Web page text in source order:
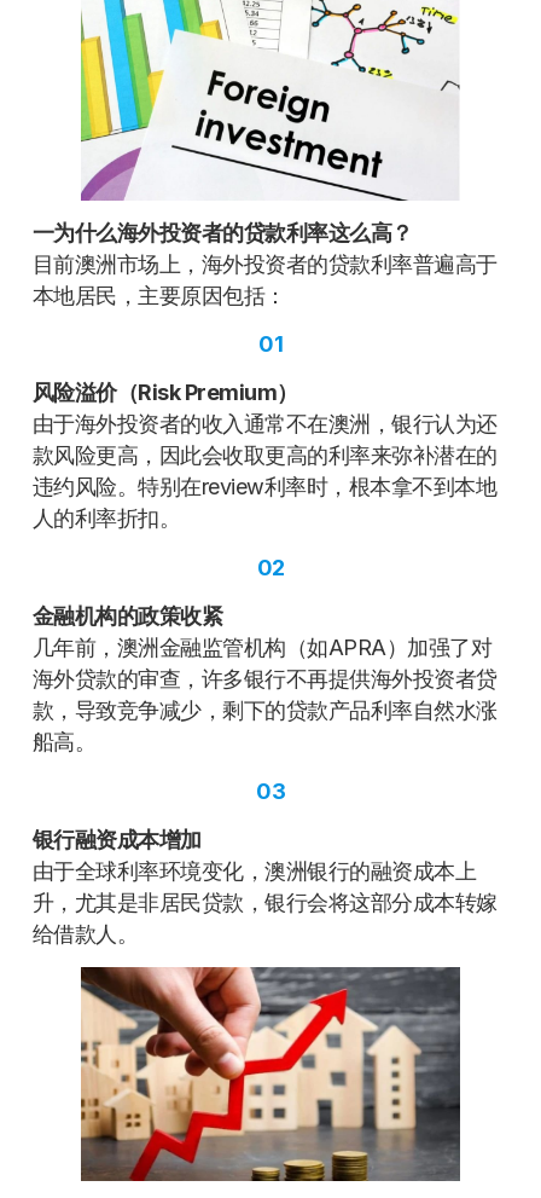
一为什么海外投资者的贷款利率这么高？
目前澳洲市场上，海外投资者的贷款利率普遍高于
本地居民，主要原因包括：
01
风险溢价（Risk Premium）
由于海外投资者的收入通常不在澳洲，银行认为还
款风险更高，因此会收取更高的利率来弥补潜在的
违约风险。特别在review利率时，根本拿不到本地
人的利率折扣。
02
金融机构的政策收紧
几年前，澳洲金融监管机构（如APRA）加强了对
海外贷款的审查，许多银行不再提供海外投资者贷
款，导致竞争减少，剩下的贷款产品利率自然水涨
船高。
03
银行融资成本增加
由于全球利率环境变化，澳洲银行的融资成本上
升，尤其是非居民贷款，银行会将这部分成本转嫁
给借款人。